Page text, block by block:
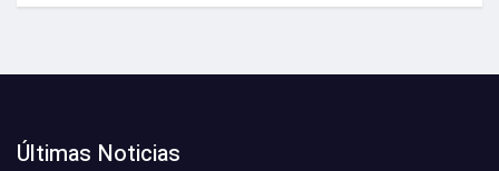
Últimas Noticias